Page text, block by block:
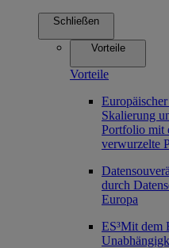
Schließen
Vorteile
Vorteile
Skalierung
Portfolio mit
verwurzelte
durch
Europa
ES³Mit dem